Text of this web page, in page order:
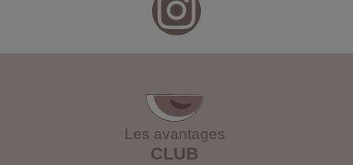
Les avantages
CLUB